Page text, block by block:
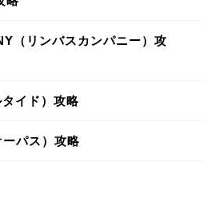
（リンバスカンパニー）攻
イド）攻略
パス）攻略